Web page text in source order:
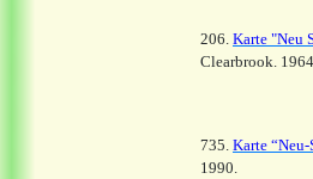
206. Karte "Neu
Clearbrook.
735. Karte
1990.